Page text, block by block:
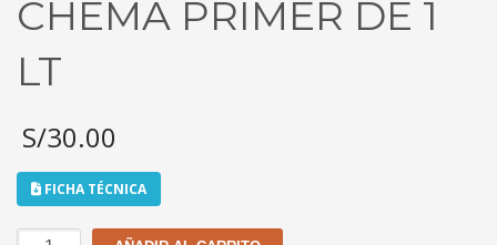
CHEMA PRIMER DE 1
LT
S/30.00
FICHA TÉCNICA
CHEMA